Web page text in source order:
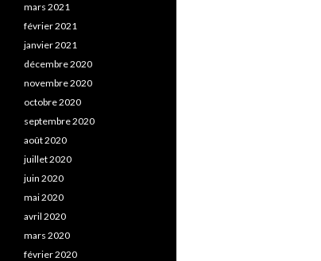
mars 2021
février 2021
janvier 2021
décembre 2020
novembre 2020
octobre 2020
septembre 2020
août 2020
juillet 2020
juin 2020
mai 2020
avril 2020
mars 2020
février 2020